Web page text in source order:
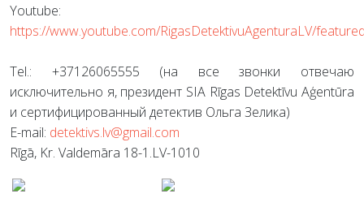
Youtube:
https://www.youtube.com/RigasDetektivuAgenturaLV/
Tel.: +37126065555 (на все звонки отвечаю
исключительно я, президент SIA Rīgas Detektīvu Aģentūra
и сертифицированный детектив Ольга Зелика)
E-mail: detektivs.lv@gmail.com
Rīgā, Kr. Valdemāra 18-1.LV-1010